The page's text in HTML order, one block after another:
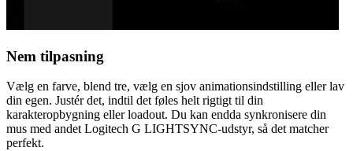
Nem tilpasning
Vælg en farve, blend tre, vælg en sjov animationsindstilling eller lav
din egen. Justér det, indtil det føles helt rigtigt til din
karakteropbygning eller loadout. Du kan endda synkronisere din
mus med andet Logitech G LIGHTSYNC-udstyr, så det matcher
perfekt.